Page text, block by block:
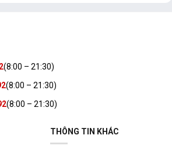
(8:00 – 21:30)
(8:00 – 21:30)
(8:00 – 21:30)
THÔNG TIN KHÁC